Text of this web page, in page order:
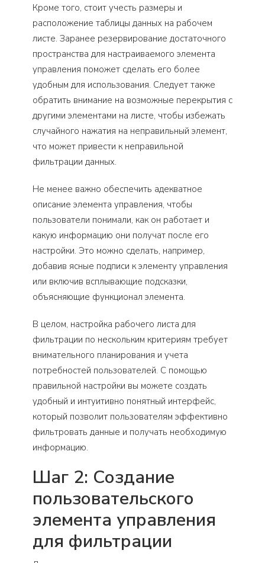
Кроме того, стоит учесть размеры и
расположение таблицы данных на рабочем
листе. Заранее резервирование достаточного
пространства для настраиваемого элемента
управления поможет сделать его более
удобным для использования. Следует также
обратить внимание на возможные перекрытия с
другими элементами на листе, чтобы избежать
случайного нажатия на неправильный элемент,
что может привести к неправильной
фильтрации данных.
Не менее важно обеспечить адекватное
описание элемента управления, чтобы
пользователи понимали, как он работает и
какую информацию они получат после его
настройки. Это можно сделать, например,
добавив ясные подписи к элементу управления
или включив всплывающие подсказки,
объясняющие функционал элемента.
В целом, настройка рабочего листа для
фильтрации по нескольким критериям требует
внимательного планирования и учета
потребностей пользователей. С помощью
правильной настройки вы можете создать
удобный и интуитивно понятный интерфейс,
который позволит пользователям эффективно
фильтровать данные и получать необходимую
информацию.
Шаг 2: Создание
пользовательского
элемента управления
для фильтрации